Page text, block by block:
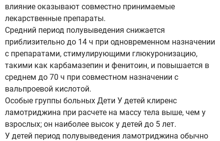
влияние оказывают совместно принимаемые
лекарственные препараты.
Средний период полувыведения снижается
приблизительно до 14 ч при одновременном назначении
с препаратами, стимулирующими глюкуронизацию,
такими как карбамазепин и фенитоин, и повышается в
среднем до 70 ч при совместном назначении с
вальпроевой кислотой.
Особые группы больных Дети У детей клиренс
ламотриджина при расчете на массу тела выше, чем у
взрослых; он наиболее высок у детей до 5 лет.
У детей период полувыведения ламотриджина обычно